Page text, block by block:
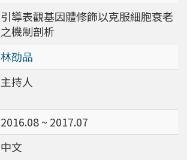
引導表觀基因體修飾以克服細胞衰老
之機制剖析
林劭品
主持人
2016.08 ~ 2017.07
中文